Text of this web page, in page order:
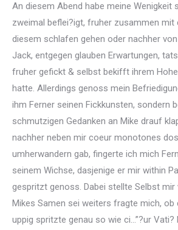
An diesem Abend habe meine Wenigkeit
zweimal beflei?igt, fruher zusammen mit
diesem schlafen gehen oder nachher
Jack, entgegen glauben Erwartungen,
fruher gefickt & selbst bekifft ihrem
hatte. Allerdings genoss mein
ihm Ferner seinen Fickkunsten, sondern
schmutzigen Gedanken an Mike drauf
nachher neben mir coeur monotones
umherwandern gab, fingerte ich mich
seinem Wichse, dasjenige er mir within
gespritzt genoss. Dabei stellte Selbst mir
Mikes Samen sei weiters fragte mich, ob
uppig spritzte genau so wie ci…”?ur Vati?